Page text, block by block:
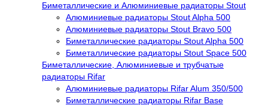
Биметаллические и Алюминиевые радиаторы Stout
Алюминиевые радиаторы Stout Alpha 500
Алюминиевые радиаторы Stout Bravo 500
Биметаллические радиаторы Stout Alpha 500
Биметаллические радиаторы Stout Space 500
Биметаллические, Алюминиевые и трубчатые
радиаторы Rifar
Алюминиевые радиаторы Rifar Alum 350/500
Биметаллические радиаторы Rifar Base